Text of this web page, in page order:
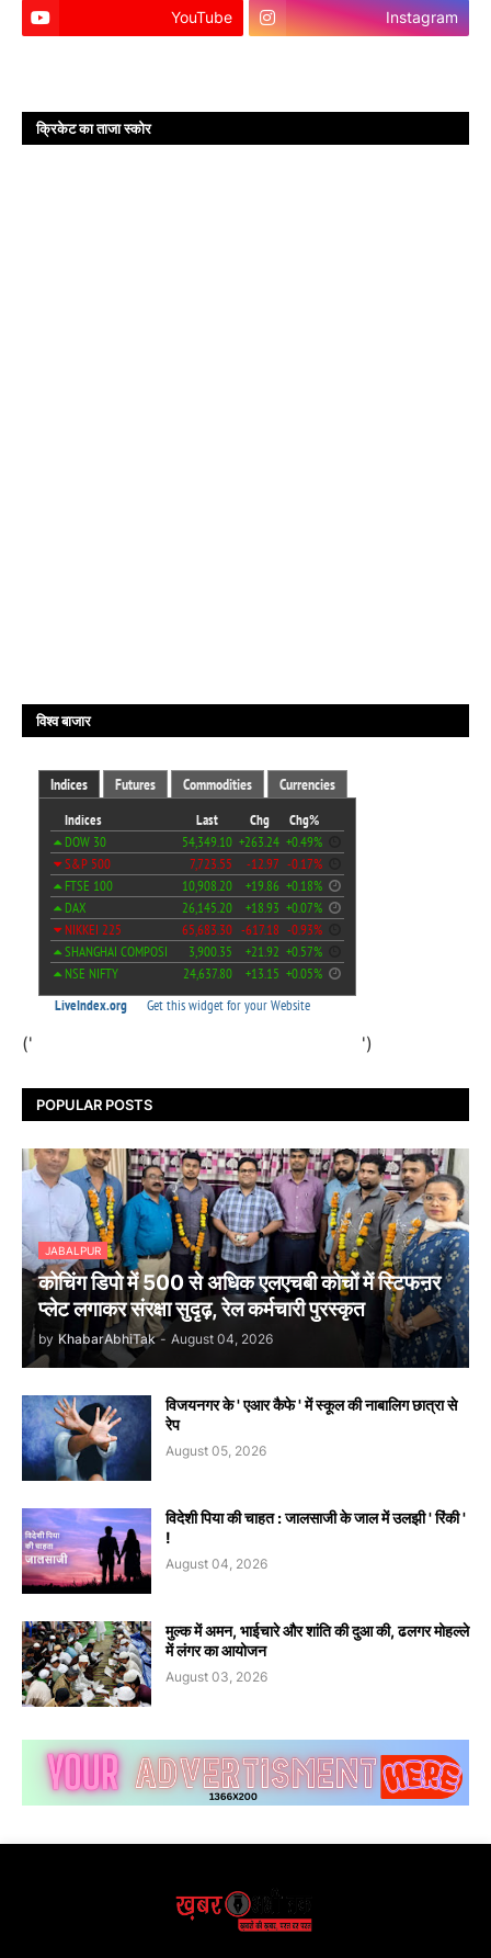
YouTube Instagram
क्रिकेट का ताजा स्कोर
विश्व बाजार
(' ')
POPULAR POSTS
JABALPUR
कोचिंग डिपो में 500 से अधिक एलएचबी कोचों में स्टिफऩर
प्लेट लगाकर संरक्षा सुदृढ़, रेल कर्मचारी पुरस्कृत
by KhabarAbhiTak - August 04, 2026
विजयनगर के ' एआर कैफे ' में स्कूल की नाबालिग छात्रा से
रेप
August 05, 2026
विदेशी पिया की चाहत : जालसाजी के जाल में उलझी ' रिंकी '
!
August 04, 2026
मुल्क में अमन, भाईचारे और शांति की दुआ की, ढलगर मोहल्ले
में लंगर का आयोजन
August 03, 2026